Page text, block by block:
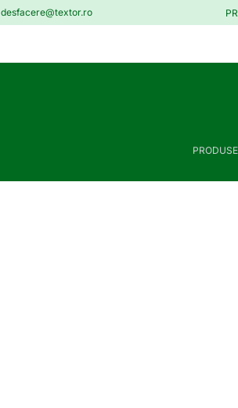
desfacere@textor.ro
PRODUSE